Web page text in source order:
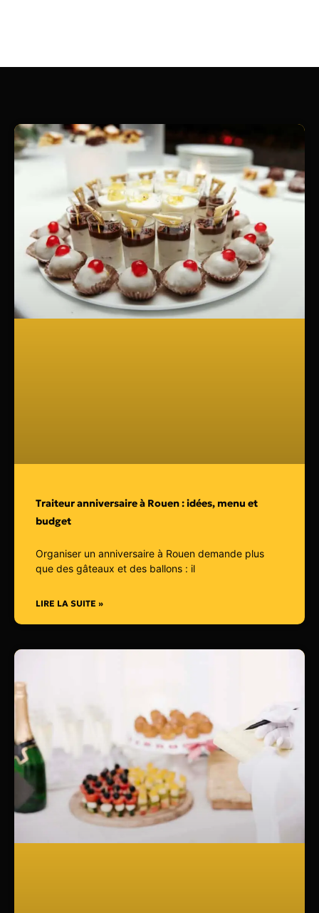
Traiteur anniversaire à Rouen : idées, menu et
budget
Organiser un anniversaire à Rouen demande plus
que des gâteaux et des ballons : il
LIRE LA SUITE »